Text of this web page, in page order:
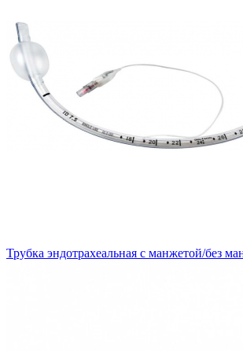
Трубка эндотрахеальная с манжетой/без